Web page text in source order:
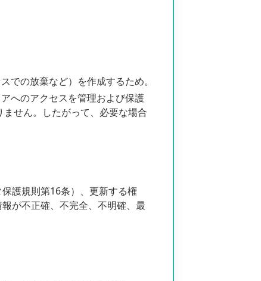
での放棄など）を作成するため。
へのアクセスを管理および保護
せん。したがって、必要な場合
護規則第16条）、更新する権
が不正確、不完全、不明確、最